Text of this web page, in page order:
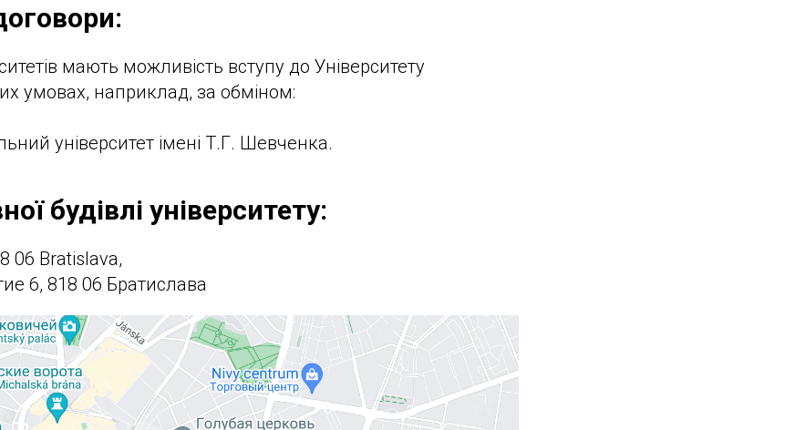
мають можливість вступу до Університету
умовах, наприклад, за обміном:
університет імені Т.Г. Шевченка.
будівлі університету:
06 Bratislava,
6, 818 06 Братислава